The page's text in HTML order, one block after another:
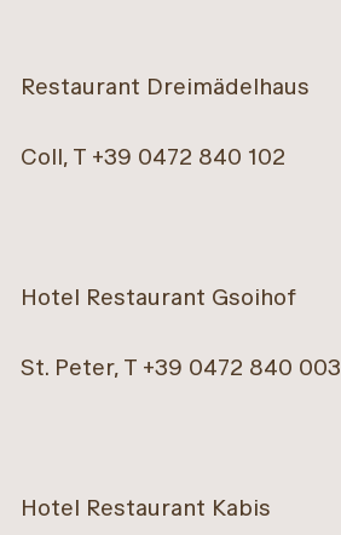
Restaurant Dreimädelhaus
Coll, T +39 0472 840 102
Hotel Restaurant Gsoihof
St. Peter, T +39 0472 840 003
Hotel Restaurant Kabis